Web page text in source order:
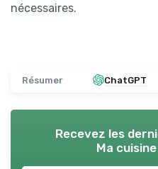
nécessaires.
Résumer ChatGPT
Recevez les
Ma